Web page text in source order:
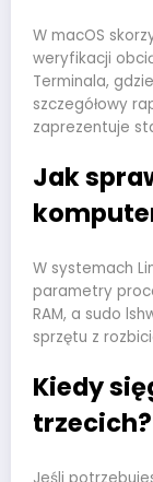
W macOS
weryfikacji
Terminala,
szczegółowy
zaprezentuje
Jak
W systemach
parametry
RAM, a sudo
sprzętu z
Kiedy
trzecich?
Jeśli